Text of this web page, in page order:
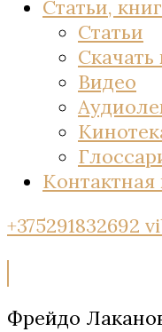
Статьи,
Статьи
Скачать
Видео
+375291832692
Фрейдо